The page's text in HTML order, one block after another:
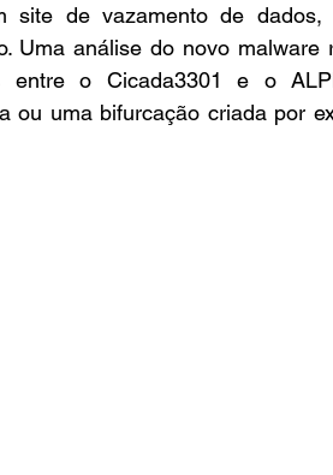
site de vazamento de
Uma análise do novo malware
entre o Cicada3301 e o
ou uma bifurcação criada por